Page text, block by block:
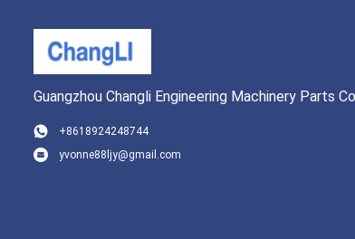
Guangzhou Changli Engineering Machinery Parts
+8618924248744
yvonne88ljy@gmail.com